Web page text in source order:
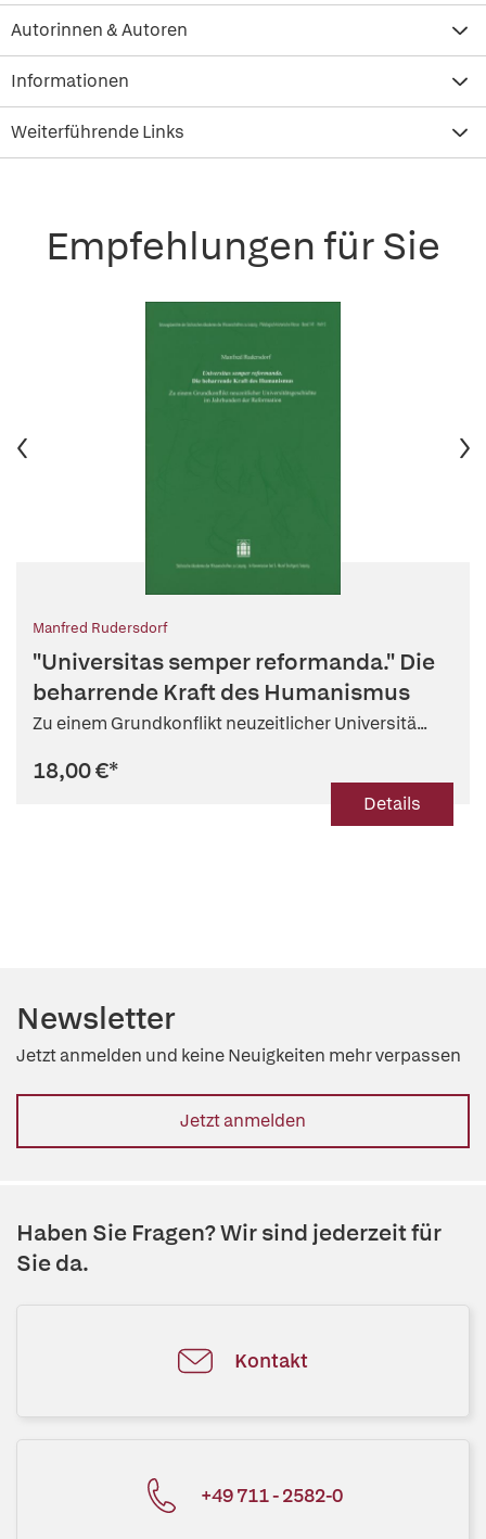
Autorinnen & Autoren
Informationen
Weiterführende Links
Empfehlungen für Sie
Manfred Rudersdorf
"Universitas semper reformanda." Die
beharrende Kraft des Humanismus
Zu einem Grundkonflikt neuzeitlicher Universitä...
18,00 €*
Details
Newsletter
Jetzt anmelden und keine Neuigkeiten mehr verpassen
Jetzt anmelden
Haben Sie Fragen? Wir sind jederzeit für
Sie da.
Kontakt
+49 711 - 2582-0